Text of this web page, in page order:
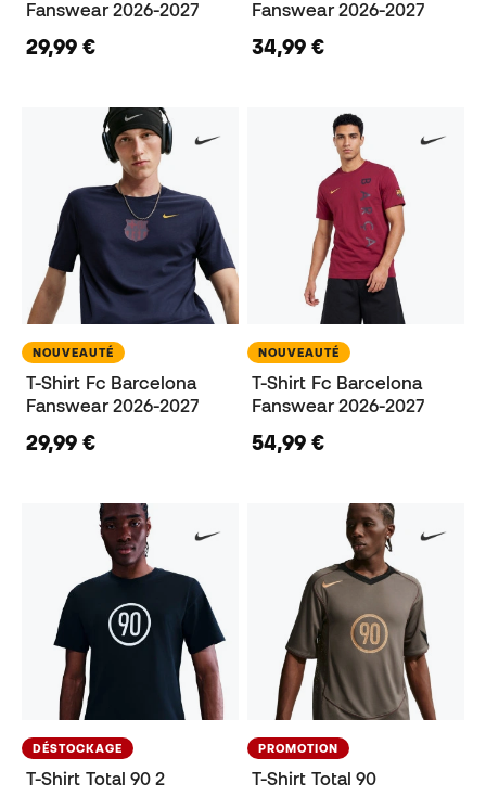
Fanswear 2026-2027
29,99 €
Fanswear 2026-2027
34,99 €
NOUVEAUTÉ
T-Shirt Fc Barcelona
Fanswear 2026-2027
29,99 €
NOUVEAUTÉ
T-Shirt Fc Barcelona
Fanswear 2026-2027
54,99 €
DÉSTOCKAGE
T-Shirt Total 90 2
PROMOTION
T-Shirt Total 90